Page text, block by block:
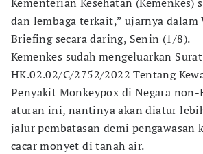
dan lembaga terkait,” ujarnya dalam
Briefing secara daring, Senin (1/8).
Kemenkes sudah mengeluarkan
HK.02.02/C/2752/2022 Tentang
Penyakit Monkeypox di Negara non-
aturan ini, nantinya akan diatur
jalur pembatasan demi pengawasan
cacar monyet di tanah air.